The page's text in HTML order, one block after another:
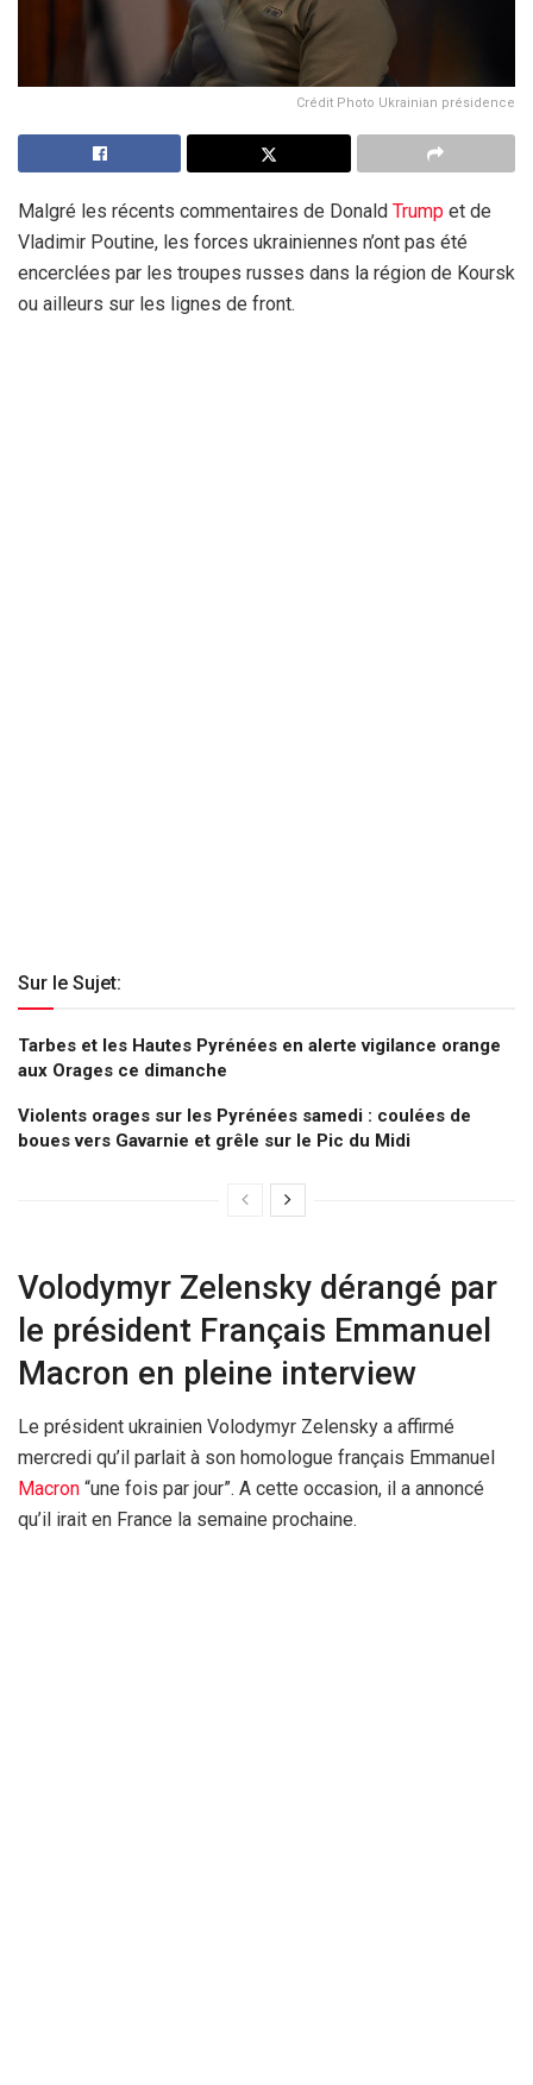
Crédit Photo Ukrainian présidence
Malgré les récents commentaires de Donald Trump et de
Vladimir Poutine, les forces ukrainiennes n’ont pas été
encerclées par les troupes russes dans la région de Koursk
ou ailleurs sur les lignes de front.
Sur le Sujet:
Tarbes et les Hautes Pyrénées en alerte vigilance orange
aux Orages ce dimanche
Violents orages sur les Pyrénées samedi : coulées de
boues vers Gavarnie et grêle sur le Pic du Midi
Volodymyr Zelensky dérangé par
le président Français Emmanuel
Macron en pleine interview
Le président ukrainien Volodymyr Zelensky a affirmé
mercredi qu’il parlait à son homologue français Emmanuel
Macron “une fois par jour”. A cette occasion, il a annoncé
qu’il irait en France la semaine prochaine.